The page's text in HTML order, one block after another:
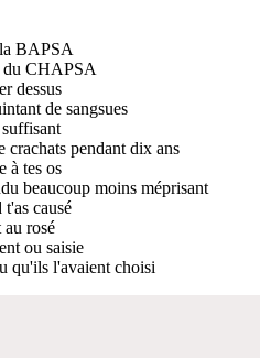
BAPSA
du CHAPSA
dessus
de sangsues
crachats pendant dix ans
à tes os
beaucoup moins méprisant
causé
au rosé
ou saisie
qu'ils l'avaient choisi